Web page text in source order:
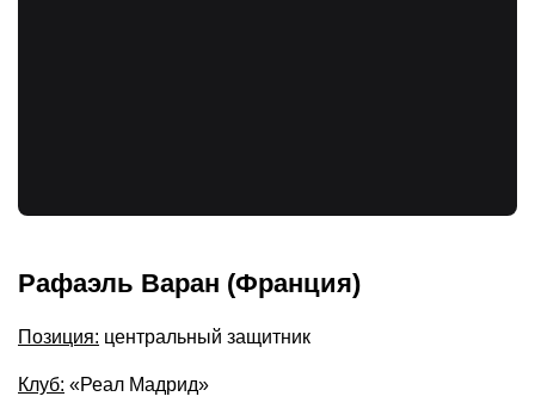
Рафаэль Варан (Франция)
Позиция: центральный защитник
Клуб: «Реал Мадрид»